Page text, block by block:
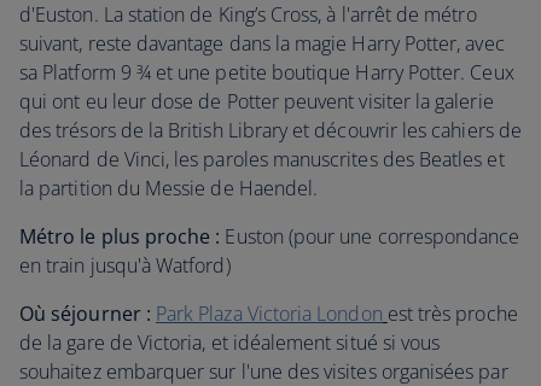
d'Euston. La station de King’s Cross, à l'arrêt de métro
suivant, reste davantage dans la magie Harry Potter, avec
sa Platform 9 ¾ et une petite boutique Harry Potter. Ceux
qui ont eu leur dose de Potter peuvent visiter la galerie
des trésors de la British Library et découvrir les cahiers de
Léonard de Vinci, les paroles manuscrites des Beatles et
la partition du Messie de Haendel.
Métro le plus proche : Euston (pour une correspondance
en train jusqu'à Watford)
Où séjourner : Park Plaza Victoria London est très proche
de la gare de Victoria, et idéalement situé si vous
souhaitez embarquer sur l'une des visites organisées par